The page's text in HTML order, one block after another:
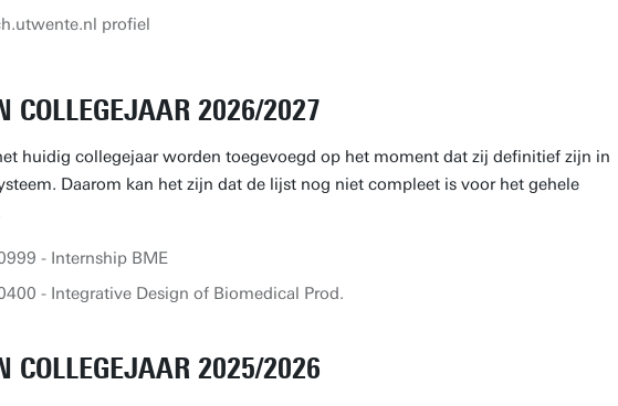
profiel
COLLEGEJAAR 2026/2027
huidig collegejaar worden toegevoegd op het moment dat zij definitief zijn in
Daarom kan het zijn dat de lijst nog niet compleet is voor het gehele
- Internship BME
- Integrative Design of Biomedical Prod.
COLLEGEJAAR 2025/2026